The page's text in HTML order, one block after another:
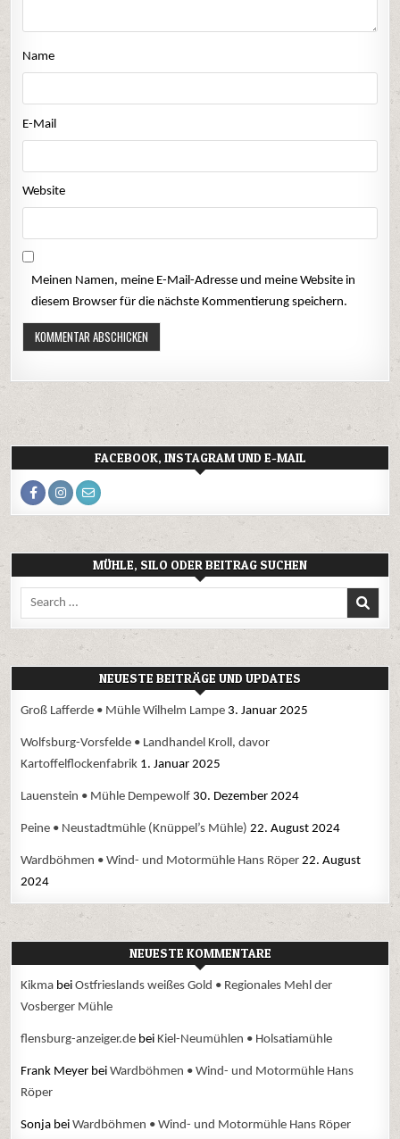
Name
E-Mail
Website
Meinen Namen, meine E-Mail-Adresse und meine Website in
diesem Browser für die nächste Kommentierung speichern.
FACEBOOK, INSTAGRAM UND E-MAIL
MÜHLE, SILO ODER BEITRAG SUCHEN
Search
for:
NEUESTE BEITRÄGE UND UPDATES
Groß Lafferde • Mühle Wilhelm Lampe 3. Januar 2025
Wolfsburg-Vorsfelde • Landhandel Kroll, davor
Kartoffelflockenfabrik 1. Januar 2025
Lauenstein • Mühle Dempewolf 30. Dezember 2024
Peine • Neustadtmühle (Knüppel’s Mühle) 22. August 2024
Wardböhmen • Wind- und Motormühle Hans Röper 22. August
2024
NEUESTE KOMMENTARE
Kikma beiOstfrieslands weißes Gold • Regionales Mehl der
Vosberger Mühle
flensburg-anzeiger.de bei Kiel-Neumühlen • Holsatiamühle
Frank Meyer beiWardböhmen • Wind- und Motormühle Hans
Röper
Sonja beiWardböhmen • Wind- und Motormühle Hans Röper